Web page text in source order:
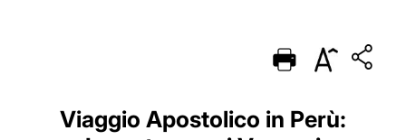
PORTUGUÊS
ESPAÑOL
Viaggio Apostolico in Perù: